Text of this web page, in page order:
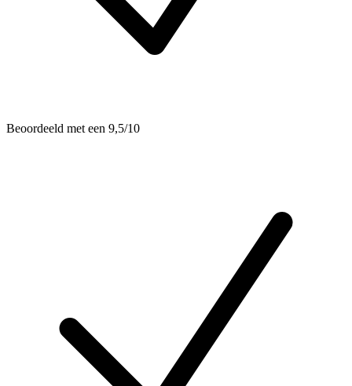
Beoordeeld met een 9,5/10